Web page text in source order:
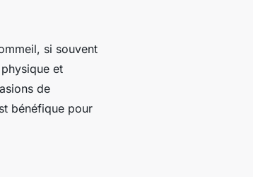
si souvent
et
de
bénéfique pour